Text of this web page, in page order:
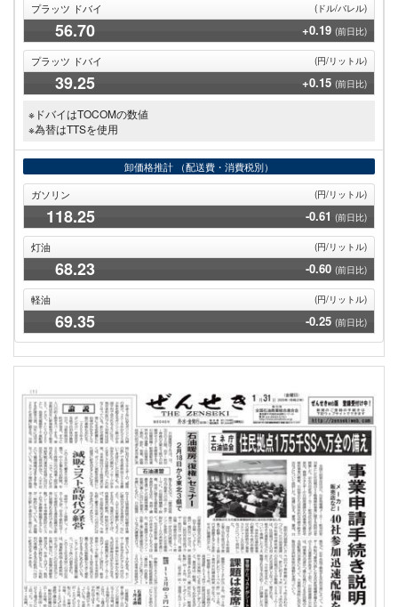
プラッツ ドバイ (ドル/バレル)
56.70 +0.19 (前日比)
プラッツ ドバイ (円/リットル)
39.25 +0.15 (前日比)
※ドバイはTOCOMの数値
※為替はTTSを使用
卸価格推計
（配送費・消費税別）
ガソリン
(円/リットル)
118.25 -0.61 (前日比)
灯油 (円/リットル)
68.23 -0.60 (前日比)
軽油 (円/リットル)
69.35 -0.25 (前日比)